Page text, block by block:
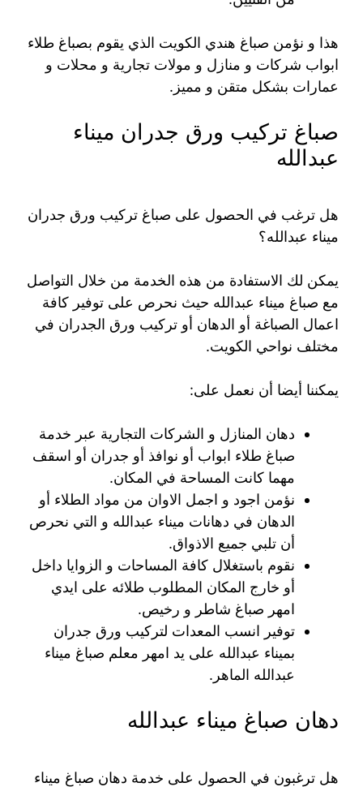
هذا و نؤمن صباغ هندي الكويت الذي يقوم بصباغ طلاء
ابواب شركات و منازل و مولات تجارية و محلات و
عمارات بشكل متقن و مميز.
صباغ تركيب ورق جدران ميناء
عبدالله
هل ترغب في الحصول على صباغ تركيب ورق جدران
ميناء عبدالله؟
يمكن لك الاستفادة من هذه الخدمة من خلال التواصل
مع صباغ ميناء عبدالله حيث نحرص على توفير كافة
اعمال الصباغة أو الدهان أو تركيب ورق الجدران في
مختلف نواحي الكويت.
يمكننا أيضا أن نعمل على:
دهان المنازل و الشركات التجارية عبر خدمة
صباغ طلاء ابواب أو نوافذ أو جدران أو اسقف
مهما كانت المساحة في المكان.
نؤمن اجود و اجمل الاوان من مواد الطلاء أو
الدهان في دهانات ميناء عبدالله و التي نحرص
أن تلبي جميع الاذواق.
نقوم باستغلال كافة المساحات و الزوايا داخل
أو خارج المكان المطلوب طلائه على ايدي
امهر صباغ شاطر و رخيص.
توفير انسب المعدات لتركيب ورق جدران
بميناء عبدالله على يد امهر معلم صباغ ميناء
عبدالله الماهر.
دهان صباغ ميناء عبدالله
هل ترغبون في الحصول على خدمة دهان صباغ ميناء